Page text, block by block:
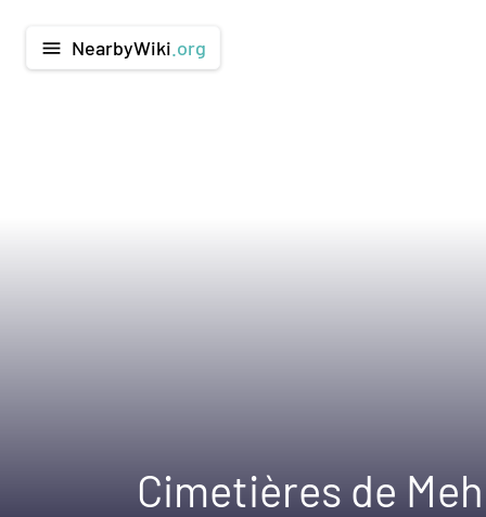
menu NearbyWiki .org
Cimetières de